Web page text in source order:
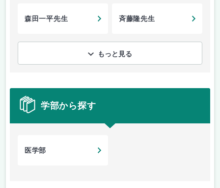
森田一平先生 斉藤隆先生
もっと見る
学部から探す
医学部